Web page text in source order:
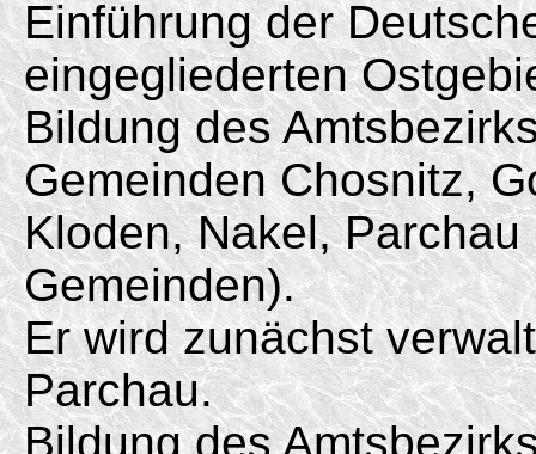
Einführung der
eingegliederten
Bildung des
Gemeinden Chosnitz,
Kloden, Nakel,
Gemeinden).
Er wird zunächst
Parchau.
Bildung des